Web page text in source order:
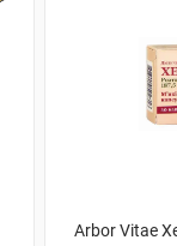
Arbor Vitae